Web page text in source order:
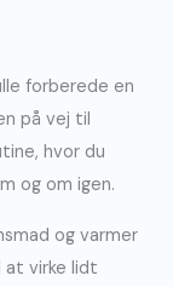
forberede en
på vej til
hvor du
og om igen.
og varmer
at virke lidt